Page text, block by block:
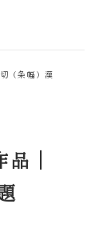
（条幅）漢
｜